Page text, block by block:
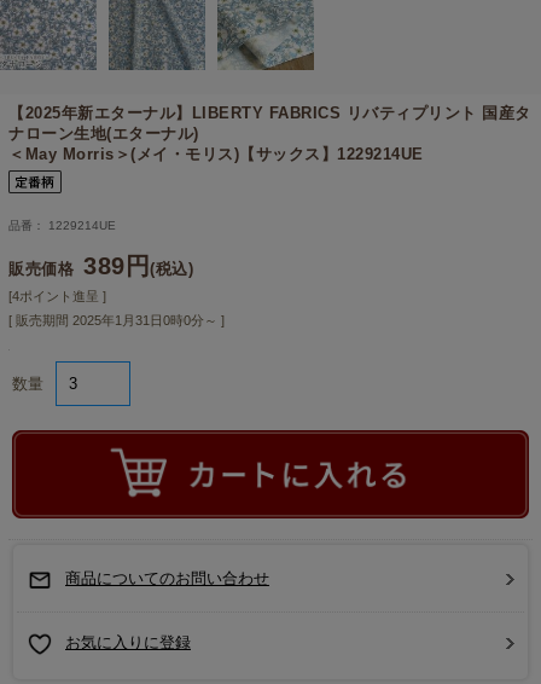
【2025年新エターナル】
LIBERTY FABRICS リバティプリント 国産タ
ナローン生地(エターナル)
＜May Morris＞(メイ・モリス)【サックス】1229214UE
品番： 1229214UE
販売価格 389円(税込)
[4ポイント進呈 ]
[ 販売期間 2025年1月31日0時0分 ～ ]
数量
商品についてのお問い合わせ
お気に入りに登録